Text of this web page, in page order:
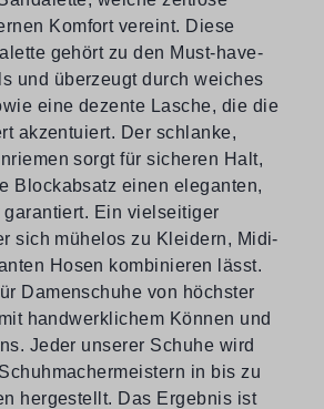
Komfort vereint. Diese
gehört zu den Must-have-
und überzeugt durch weiches
eine dezente Lasche, die die
akzentuiert. Der schlanke,
sorgt für sicheren Halt,
Blockabsatz einen eleganten,
garantiert. Ein vielseitiger
sich mühelos zu Kleidern, Midi-
Hosen kombinieren lässt.
Damenschuhe von höchster
handwerklichem Können und
Jeder unserer Schuhe wird
in bis zu
hergestellt. Das Ergebnis ist